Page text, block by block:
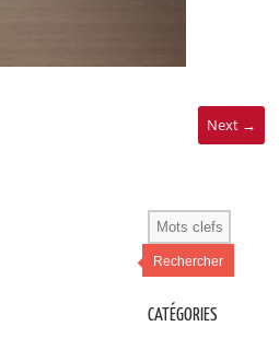
Next →
Rechercher
CATÉGORIES